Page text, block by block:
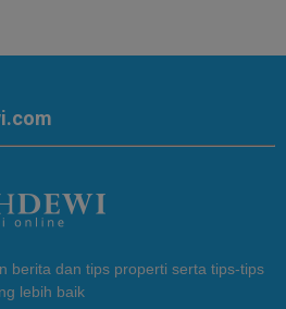
berita dan tips properti serta tips-tips
lebih baik